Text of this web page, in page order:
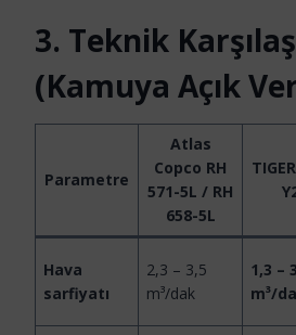
3. Teknik
(Kamuya Açık
Parametre
Atlas
Copco RH
571-5L / RH
658-5L
Hava
sarfiyatı
2,3 – 3,5
m³/dak
1,3 –
m³/